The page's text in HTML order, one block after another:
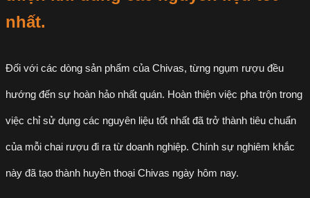
nhất.
Đối với các dòng sản phẩm của Chivas, từng ngụm rượu đều
hướng đến sự hoàn hảo nhất quán. Hoàn thiện việc pha trộn trong
việc chỉ sử dụng các nguyên liệu tốt nhất đã trở thành tiêu chuẩn
của mỗi chai rượu đi ra từ doanh nghiệp. Chính sự nghiêm khắc
này đã tạo thành huyền thoại Chivas ngày hôm nay.